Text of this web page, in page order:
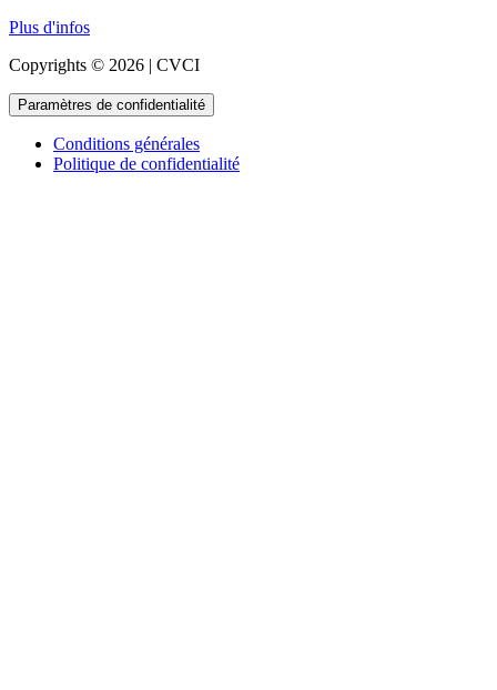
Plus d'infos
Copyrights © 2026 | CVCI
Paramètres de confidentialité
Conditions générales
Politique de confidentialité